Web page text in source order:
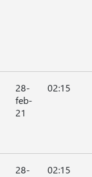
28-
feb-
21
02:15
28-
02:15